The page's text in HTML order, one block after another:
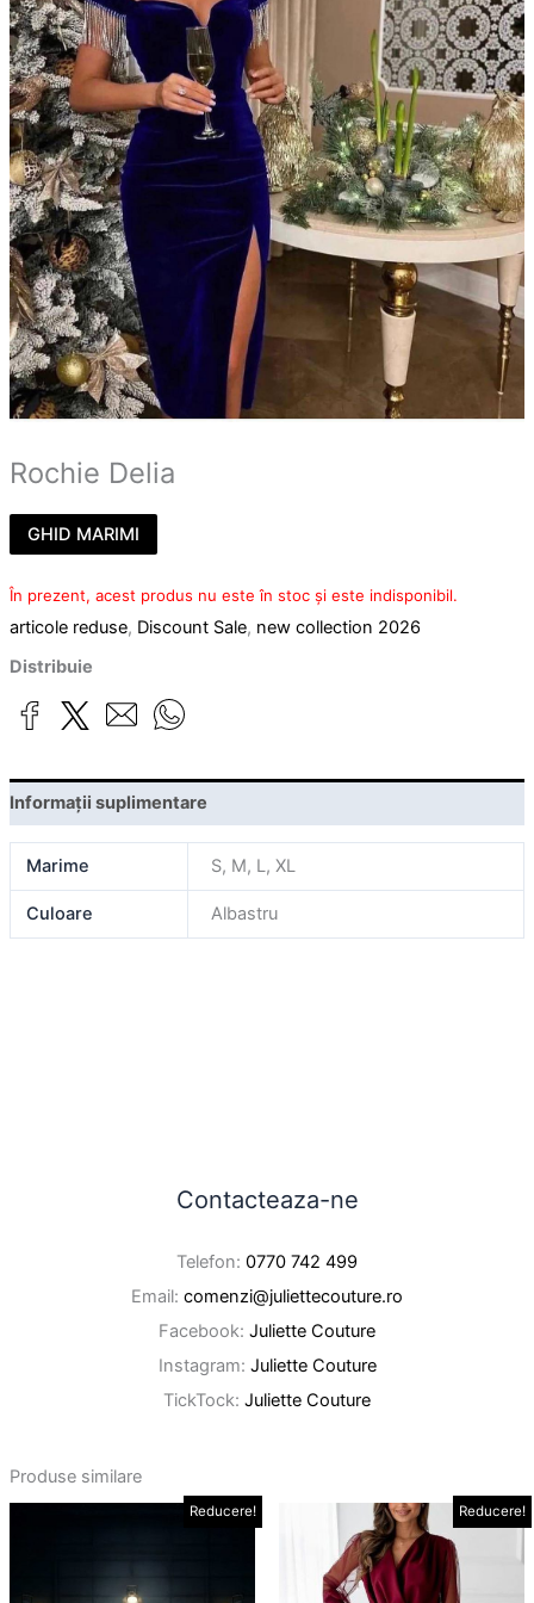
Rochie Delia
GHID MARIMI
În prezent, acest produs nu este în stoc și este indisponibil.
articole reduse, Discount Sale, new collection 2026
Distribuie
Informații suplimentare
Marime S, M, L, XL
Culoare Albastru
Contacteaza-ne
Telefon: 0770 742 499
Email: comenzi@juliettecouture.ro
Facebook: Juliette Couture
Instagram: Juliette Couture
TickTock: Juliette Couture
Produse similare
Reducere!
IntervalAcest
Reducere!
Prețul
inițial
a
fost:
189,00 lei.
Prețul
curent
este:
159,00 lei.